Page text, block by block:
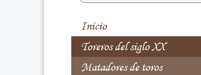
Inicio
Toreros del siglo XX
Matadores de toros